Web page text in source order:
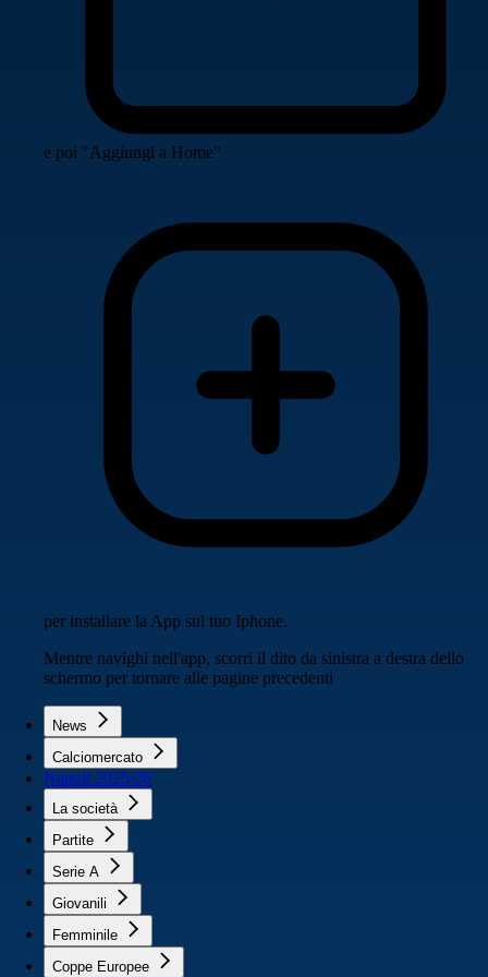
e poi "Aggiungi a Home"
per installare la App sul tuo Iphone.
Mentre navighi nell'app, scorri il dito da sinistra a destra dello
schermo per tornare alle pagine precedenti
News
Calciomercato
Napoli 2025/26
La società
Partite
Serie A
Giovanili
Femminile
Coppe Europee